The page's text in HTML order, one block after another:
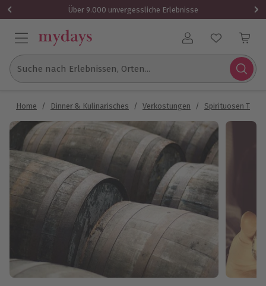
Über 9.000 unvergessliche Erlebnisse
Benutzerkonto
Suche nach Erlebnissen, Orten...
Home / Dinner & Kulinarisches / Verkostungen / Spirituosen